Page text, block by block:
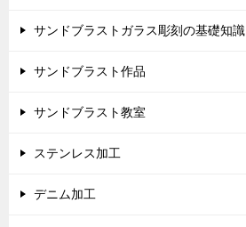
サンドブラストガラス彫刻の基礎知識
サンドブラスト作品
サンドブラスト教室
ステンレス加工
デニム加工